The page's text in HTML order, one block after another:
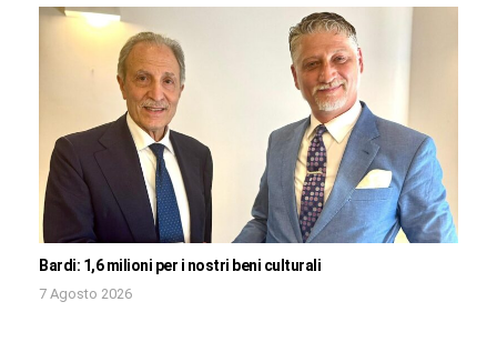
Bardi: 1,6 milioni per i nostri beni culturali
7 Agosto 2026